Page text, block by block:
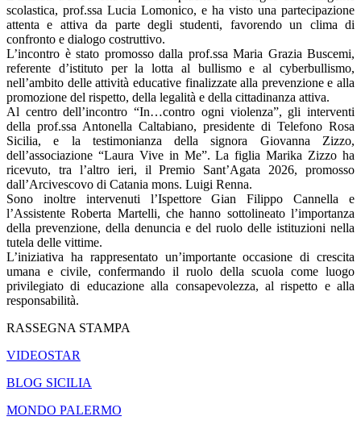
scolastica, prof.ssa Lucia Lomonico, e ha visto una partecipazione
attenta e attiva da parte degli studenti, favorendo un clima di
confronto e dialogo costruttivo.
L’incontro è stato promosso dalla prof.ssa Maria Grazia Buscemi,
referente d’istituto per la lotta al bullismo e al cyberbullismo,
nell’ambito delle attività educative finalizzate alla prevenzione e alla
promozione del rispetto, della legalità e della cittadinanza attiva.
Al centro dell’incontro “In…contro ogni violenza”, gli interventi
della prof.ssa Antonella Caltabiano, presidente di Telefono Rosa
Sicilia, e la testimonianza della signora Giovanna Zizzo,
dell’associazione “Laura Vive in Me”. La figlia Marika Zizzo ha
ricevuto, tra l’altro ieri, il Premio Sant’Agata 2026, promosso
dall’Arcivescovo di Catania mons. Luigi Renna.
Sono inoltre intervenuti l’Ispettore Gian Filippo Cannella e
l’Assistente Roberta Martelli, che hanno sottolineato l’importanza
della prevenzione, della denuncia e del ruolo delle istituzioni nella
tutela delle vittime.
L’iniziativa ha rappresentato un’importante occasione di crescita
umana e civile, confermando il ruolo della scuola come luogo
privilegiato di educazione alla consapevolezza, al rispetto e alla
responsabilità.
RASSEGNA STAMPA
VIDEOSTAR
BLOG SICILIA
MONDO PALERMO